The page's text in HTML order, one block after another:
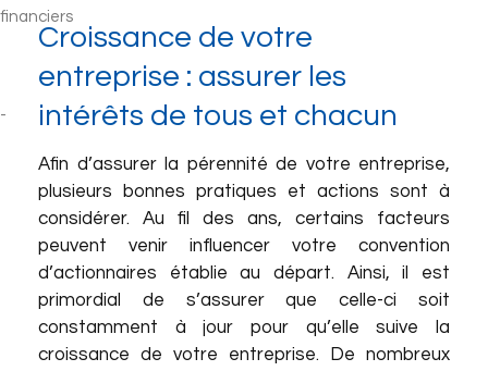
Croissance de votre
entreprise : assurer les
intérêts de tous et chacun
Afin d’assurer la pérennité de votre entreprise,
plusieurs bonnes pratiques et actions sont à
considérer. Au fil des ans, certains facteurs
peuvent venir influencer votre convention
d’actionnaires établie au départ. Ainsi, il est
primordial de s’assurer que celle-ci soit
constamment à jour pour qu’elle suive la
croissance de votre entreprise. De nombreux